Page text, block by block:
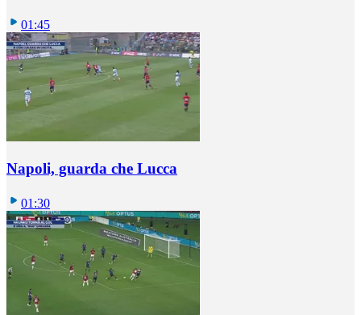
01:45
Napoli, guarda che Lucca
01:30